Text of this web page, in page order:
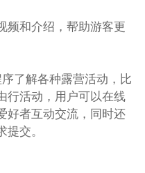
频和介绍，帮助游客更
了解各种露营活动，比
行活动，用户可以在线
好者互动交流，同时还
交。